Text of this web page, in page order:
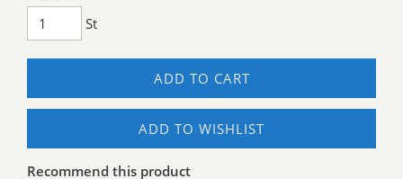
St
ADD TO CART
ADD TO WISHLIST
Recommend this product